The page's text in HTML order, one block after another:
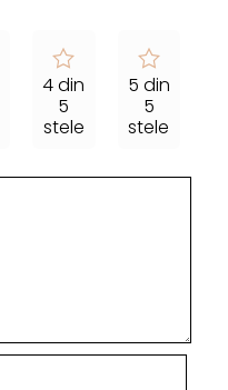
4 din
5
stele
5 din
5
stele